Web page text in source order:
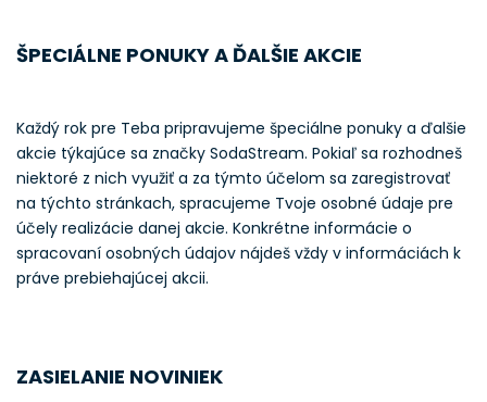
ŠPECIÁLNE PONUKY A ĎALŠIE AKCIE
Každý rok pre Teba pripravujeme špeciálne ponuky a ďalšie
akcie týkajúce sa značky SodaStream. Pokiaľ sa rozhodneš
niektoré z nich využiť a za týmto účelom sa zaregistrovať
na týchto stránkach, spracujeme Tvoje osobné údaje pre
účely realizácie danej akcie. Konkrétne informácie o
spracovaní osobných údajov nájdeš vždy v informáciách k
práve prebiehajúcej akcii.
ZASIELANIE NOVINIEK